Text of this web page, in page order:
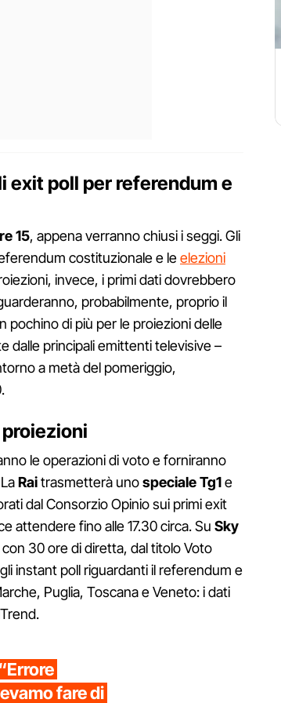
exit poll per referendum e
15, appena verranno chiusi i seggi. Gli
costituzionale e leelezioni
invece, i primi dati dovrebbero
probabilmente, proprio il
di più per le proiezioni delle
dalle principali emittenti televisive –
a metà del pomeriggio,
le operazioni di voto e forniranno
Raitrasmetterà unospeciale Tg1e
dal Consorzio Opinio sui primi exit
attendere fino alle 17.30 circa. Su Sky
30 ore di diretta, dal titolo Voto
instant poll riguardanti il referendum e
Puglia, Toscana e Veneto: i dati
fare di